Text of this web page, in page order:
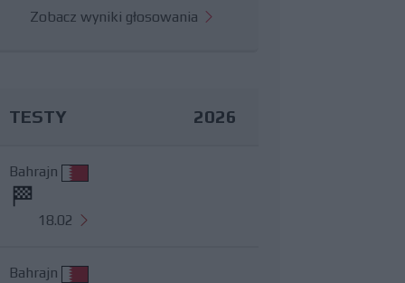
Zobacz wyniki głosowania
TESTY 2026
Bahrajn
18.02
Bahrajn